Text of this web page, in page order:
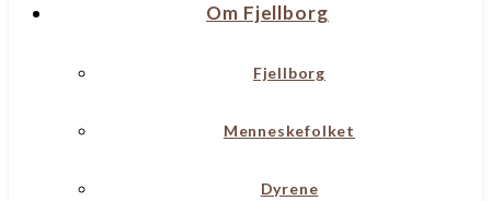
Om Fjellborg
Fjellborg
Menneskefolket
Dyrene